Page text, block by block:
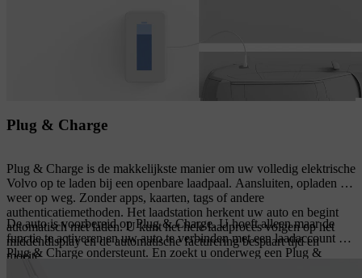
Plug & Charge
Plug & Charge is de makkelijkste manier om uw volledig elektrische
Volvo op te laden bij een openbare laadpaal. Aansluiten, opladen en
weer op weg. Zonder apps, kaarten, tags of andere
authenticatiemethoden. Het laadstation herkent uw auto en begint
automatisch met laden. U kunt het hele laadproces volgen op het
middendisplay en de automatische facturering bespaart tijd en
moeite.
De auto is voorbereid op Plug & Charge. U hoeft alleen maar de
functie te activeren en uw auto te verbinden met een laadaccount dat
Plug & Charge ondersteunt. En zoekt u onderweg een Plug &